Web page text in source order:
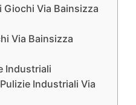
Giochi Via Bainsizza
Via Bainsizza
Industriali
Industriali Via